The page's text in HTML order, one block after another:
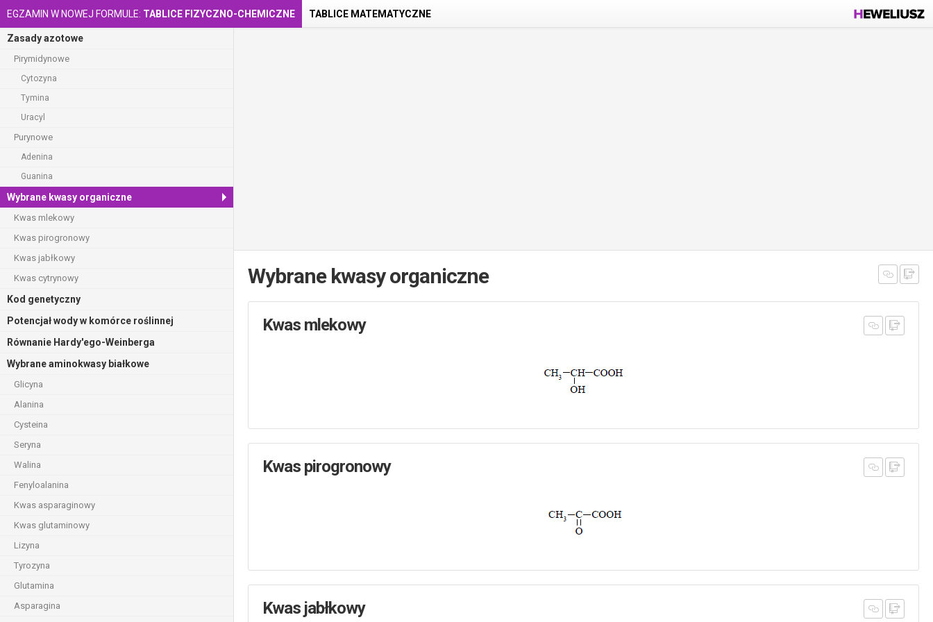
EGZAMIN W NOWEJ FORMULE: TABLICE FIZYCZNO-CHEMICZNE TABLICE MATEMATYCZNE
Wybrane kwasy organiczne
Kwas mlekowy
Kwas pirogronowy
Kwas jabłkowy
Zasady azotowe
Pirymidynowe
Cytozyna
Tymina
Uracyl
Purynowe
Adenina
Guanina
Wybrane kwasy organiczne
Kwas mlekowy
Kwas pirogronowy
Kwas jabłkowy
Kwas cytrynowy
Kod genetyczny
Potencjał wody w komórce roślinnej
Równanie Hardy'ego-Weinberga
Wybrane aminokwasy białkowe
Glicyna
Alanina
Cysteina
Seryna
Walina
Fenyloalanina
Kwas asparaginowy
Kwas glutaminowy
Lizyna
Tyrozyna
Glutamina
Asparagina